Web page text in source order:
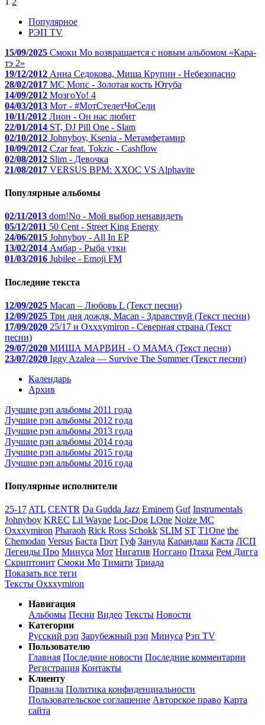
Популярное
РЭП TV
15/09/2025 Смоки Мо возвращается с новым альбомом «Кара-
тэ 2»
19/12/2012 Анна Седокова, Миша Крупин - Небезопасно
28/02/2017 МС Мопс - Золотая кость Ютуба
14/09/2012 МозгоYo! 4
04/03/2013 Мот - #МотСтелетЧоСели
10/11/2012 Лион - Он нас любит
22/01/2014 ST, DJ Pill One - Slam
02/10/2012 Johnyboy, Ksenia - Метамфетамир
10/09/2012 Czar feat. Tokzic - Cashflow
02/08/2012 Slim - Девочка
21/08/2017 VERSUS BPM: ХХОС VS Alphavite
Популярные альбомы
02/11/2013 dom!No - Мой выбор ненавидеть
05/12/2011 50 Cent - Street King Energy
24/06/2015 Johnyboy - All In EP
13/02/2014 Амбар - Рыба утки
01/03/2016 Jubilee - Emoji FM
Последние текста
12/09/2025 Macan – Любовь L (Текст песни)
12/09/2025 Три дня дождя, Macan - Здравствуй (Текст песни)
17/09/2020 25/17 и Oxxxymiron - Северная страна (Текст
песни)
29/07/2020 МИША МАРВИН - О МАМА (Текст песни)
23/07/2020 Iggy Azalea — Survive The Summer (Текст песни)
Календарь
Архив
Лучшие рэп альбомы 2011 года
Лучшие рэп альбомы 2012 года
Лучшие рэп альбомы 2013 года
Лучшие рэп альбомы 2014 года
Лучшие рэп альбомы 2015 года
Лучшие рэп альбомы 2016 года
Популярные исполнители
25-17 ATL CENTR Da Gudda Jazz Eminem Guf Instrumentals
Johnyboy KREC Lil Wayne Loc-Dog LOne Noize MC
Oxxxymiron Pharaoh Rick Ross Schokk SLIM ST T1One the
Chemodan Versus Баста Грот Гуф Зануда Карандаш Каста ЛСП
Легенды Про Минуса Мот Нигатив Ноггано Птаха Рем Дигга
Скриптонит Смоки Мо Тимати Триада
Показать все теги
Тексты Oxxxymiron
Навигация
Альбомы Песни Видео Тексты Новости
Категории
Русский рэп Зарубежный рэп Минуса Рэп TV
Пользователю
Главная Последние новости Последние комментарии
Регистрация Контакты
Клиенту
Правила Политика конфиденциальности
Пользовательское соглашение Авторское право Карта
сайта